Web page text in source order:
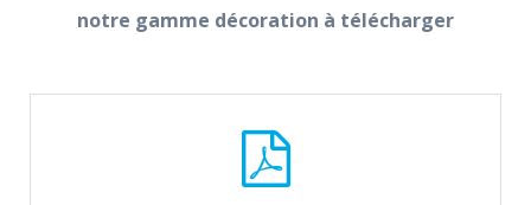
notre gamme décoration à télécharger